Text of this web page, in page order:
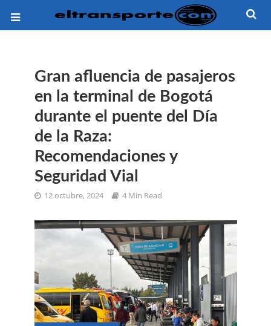
Gran afluencia de pasajeros
en la terminal de Bogotá
durante el puente del Día
de la Raza:
Recomendaciones y
Seguridad Vial
12 octubre, 2024 4 Min Read